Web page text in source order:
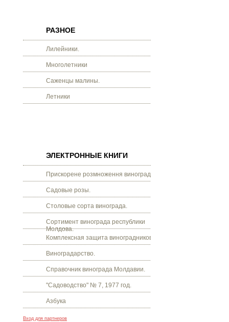
РАЗНОЕ
Лилейники.
Многолетники
Саженцы малины.
Летники
ЭЛЕКТРОННЫЕ КНИГИ
Прискорене розмноження винограду.
Садовые розы.
Столовые сорта винограда.
Сортимент винограда республики
Молдова.
Комплексная защита виноградников.
Виноградарство.
Справочник винограда Молдавии.
"Садоводство" № 7, 1977 год.
Азбука
Вход для партнеров